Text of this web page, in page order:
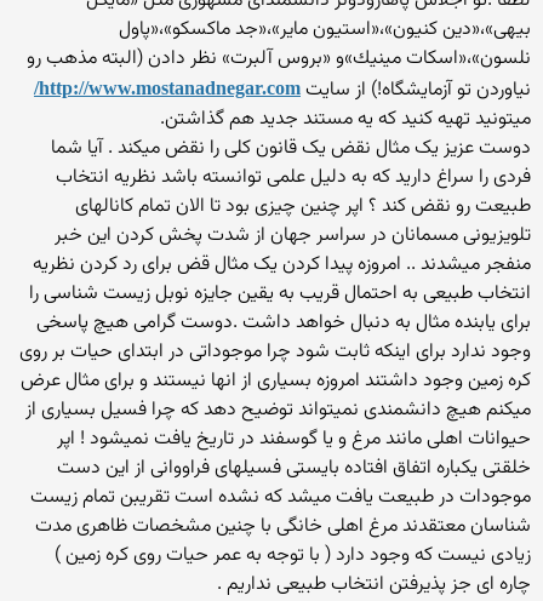
بیهی»،«دين كنيون»،«استیون مایر»،«جد ماكسكو»،«پاول
نلسون»،«اسكات مينيك»و «بروس آلبرت» نظر دادن (البته مذهب رو
نیاوردن تو آزمایشگاه!) از سایت http://www.mostanadnegar.com/
میتونید تهیه کنید که یه مستند جدید هم گذاشتن.
دوست عزیز یک مثال نقض یک قانون کلی را نقض میکند . آیا شما
فردی را سراغ دارید که به دلیل علمی توانسته باشد نظریه انتخاب
طبیعت رو نقض کند ؟ اپر چنین چیزی بود تا الان تمام کانالهای
تلویزیونی مسمانان در سراسر جهان از شدت پخش کردن این خبر
منفجر میشدند .. امروزه پیدا کردن یک مثال قض برای رد کردن نظریه
انتخاب طبیعی به احتمال قریب به یقین جایزه نوبل زیست شناسی را
برای یابنده مثال به دنبال خواهد داشت .دوست گرامی هیچ پاسخی
وجود ندارد برای اینکه ثابت شود چرا موجوداتی در ابتدای حیات بر روی
کره زمین وجود داشتند امروزه بسیاری از انها نیستند و برای مثال عرض
میکنم هیچ دانشمندی نمیتواند توضیح دهد که چرا فسیل بسیاری از
حیوانات اهلی مانند مرغ و یا گوسفند در تاریخ یافت نمیشود ! اپر
خلقتی یکباره اتفاق افتاده بایستی فسیلهای فراووانی از این دست
موجودات در طبیعت یافت میشد که نشده است تقریبن تمام زیست
شناسان معتقدند مرغ اهلی خانگی با چنین مشخصات ظاهری مدت
زیادی نیست که وجود دارد ( با توجه به عمر حیات روی کره زمین )
چاره ای جز پذیرفتن انتخاب طبیعی نداریم .